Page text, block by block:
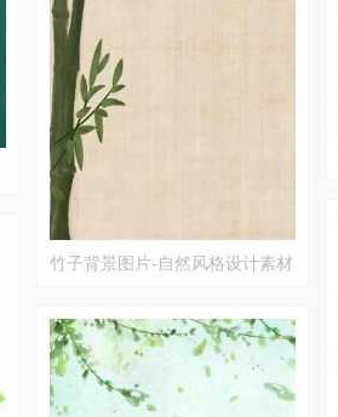
竹子背景图片-自然风格设计素材